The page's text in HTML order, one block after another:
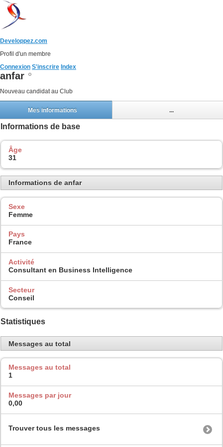
Developpez.com
Profil d'un membre
Connexion S'inscrire Index
anfar
Nouveau candidat au Club
Mes informations ...
Informations de base
Âge
31
Informations de anfar
Sexe
Femme
Pays
France
Activité
Consultant en Business Intelligence
Secteur
Conseil
Statistiques
Messages au total
Messages au total
1
Messages par jour
0,00
Trouver tous les messages